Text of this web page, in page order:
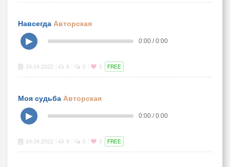
Навсегда Авторская
▶
0:00 / 0:00
24.04.2022 6 0 0 FREE
Моя судьба Авторская
▶
0:00 / 0:00
24.04.2022 9 0 0 FREE